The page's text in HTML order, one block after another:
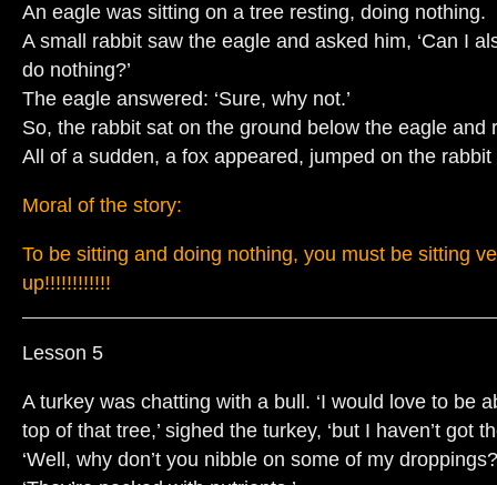
An eagle was sitting on a tree resting, doing nothing.
A small rabbit saw the eagle and asked him, ‘Can I
do nothing?’
The eagle answered: ‘Sure, why not.’
So, the rabbit sat on the ground below the eagle and
All of a sudden, a fox appeared, jumped on the
Moral of the story:
To be sitting and doing nothing, you must be sitting
up!!!!!!!!!!!!
Lesson 5
A turkey was chatting with a bull. ‘I would love to be
top of that tree,’ sighed the turkey, ‘but I haven’t got
‘Well, why don’t you nibble on some of my